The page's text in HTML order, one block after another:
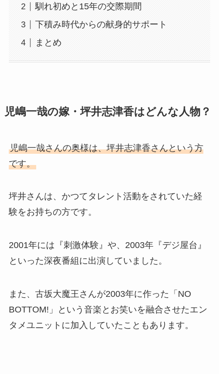
馴れ初めと15年の交際期間
下積み時代からの献身的サポート
まとめ
児嶋一哉の嫁・坪井志津香はどんな人物？
児嶋一哉さんの奥様は、坪井志津香さんという方
です。
坪井さんは、かつてタレント活動をされていた経
験をお持ちの方です。
2001年には『刺激体験』や、2003年『デジ屋台』
といった深夜番組に出演していました。
また、古坂大魔王さんが2003年に作った「NO
BOTTOM!」という音楽とお笑いを融合させたエン
タメユニットに加入していたこともあります。